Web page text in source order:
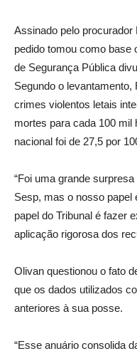
Assinado pelo
pedido tomou como base
de Segurança Pública
Segundo o
crimes violentos letais
mortes para cada 100 mil
nacional foi de 27,5 por
“Foi uma grande
Sesp, mas o nosso papel
papel do Tribunal é fazer
aplicação rigorosa dos
Olivan questionou o fato
que os dados utilizados
anteriores à sua posse.
“Esse anuário consolida